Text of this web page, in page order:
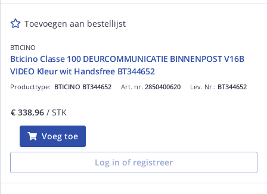
Toevoegen aan bestellijst
BTICINO
Bticino Classe 100 DEURCOMMUNICATIE BINNENPOST V16B
VIDEO Kleur wit Handsfree BT344652
Art. nr. 2850400620
Producttype: BTICINO BT344652 Lev. Nr.: BT344652
€ 338,96 / STK
Voeg toe
Log in of registreer